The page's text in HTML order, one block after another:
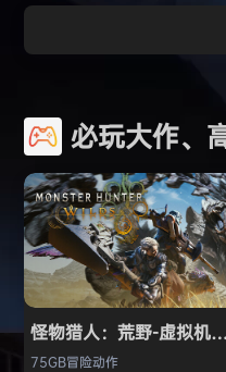
每个大型章节有若干小关卡。
可分为：…
必玩大作、
怪物猎人：荒野-虚拟机
75GB冒险动作